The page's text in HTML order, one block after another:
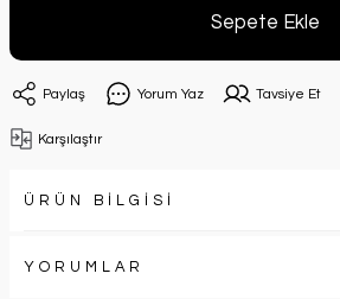
Sepete Ekle
Paylaş Yorum Yaz Tavsiye Et
Karşılaştır
ÜRÜN BİLGİSİ
YORUMLAR